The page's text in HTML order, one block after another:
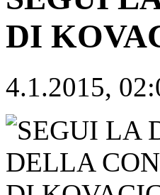
DI
4.1.2015,